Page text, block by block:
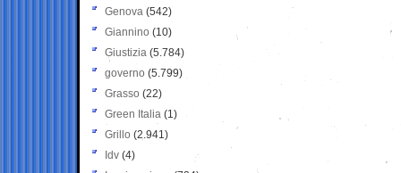
Genova (542)
Giannino (10)
Giustizia (5.784)
governo (5.799)
Grasso (22)
Green Italia (1)
Grillo (2.941)
Idv (4)